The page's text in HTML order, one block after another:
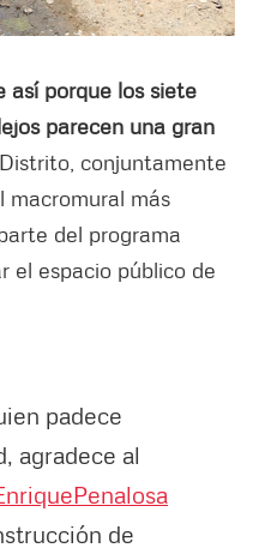
así porque los siete
parecen una gran
conjuntamente
macromural más
del programa
el espacio público de
padece
agradece al
de